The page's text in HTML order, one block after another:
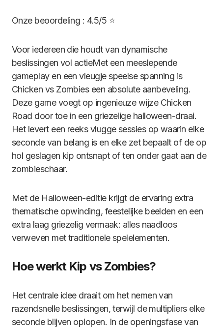
Onze beoordeling : 4.5/5 ⭐
Voor iedereen die houdt van dynamische
beslissingen vol actieMet een meeslepende
gameplay en een vleugje speelse spanning is
Chicken vs Zombies een absolute aanbeveling.
Deze game voegt op ingenieuze wijze Chicken
Road door toe in een griezelige halloween-draai.
Het levert een reeks vlugge sessies op waarin elke
seconde van belang is en elke zet bepaalt of de op
hol geslagen kip ontsnapt of ten onder gaat aan de
zombieschaar.
Met de Halloween-editie krijgt de ervaring extra
thematische opwinding, feestelijke beelden en een
extra laag griezelig vermaak: alles naadloos
verweven met traditionele spelelementen.
Hoe werkt Kip vs Zombies?
Het centrale idee draait om het nemen van
razendsnelle beslissingen, terwijl de multipliers elke
seconde blijven oplopen. In de openingsfase van